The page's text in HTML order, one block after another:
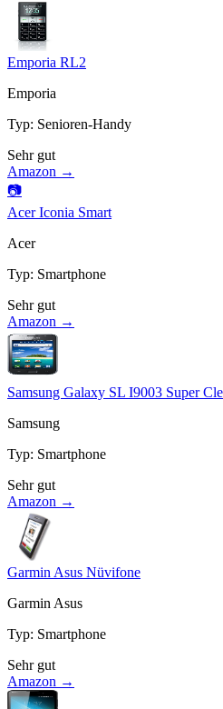
Emporia RL2
Emporia
Typ: Senioren-Handy
Sehr gut
Amazon →
📷
Acer Iconia Smart
Acer
Typ: Smartphone
Sehr gut
Amazon →
Samsung Galaxy SL I9003 Super
Samsung
Typ: Smartphone
Sehr gut
Amazon →
Garmin Asus Nüvifone
Garmin Asus
Typ: Smartphone
Sehr gut
Amazon →